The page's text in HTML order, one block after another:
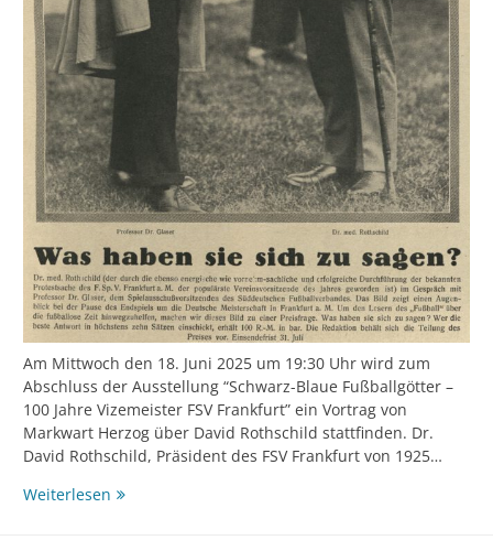
Am Mittwoch den 18. Juni 2025 um 19:30 Uhr wird zum
Abschluss der Ausstellung “Schwarz-Blaue Fußballgötter –
100 Jahre Vizemeister FSV Frankfurt” ein Vortrag von
Markwart Herzog über David Rothschild stattfinden. Dr.
David Rothschild, Präsident des FSV Frankfurt von 1925…
Weiterlesen Abpfiff: